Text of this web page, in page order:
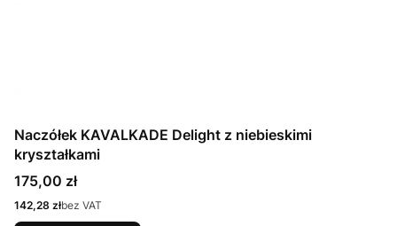
Naczółek KAVALKADE Delight z niebieskimi
kryształkami
Cena
175,00 zł
Cena
142,28 złbez VAT